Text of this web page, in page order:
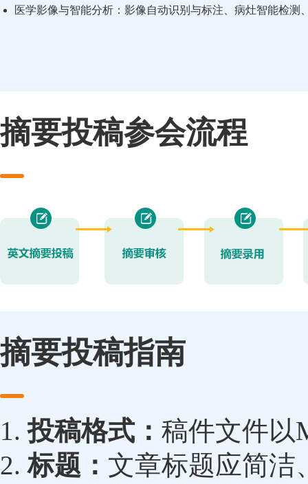
医学影像与智能分析：影像自动识别与标注、病灶智能检测
摘要投稿参会流程
摘要投稿指南
1.投稿格式： 稿件文件以
2.标题： 文章标题应简洁